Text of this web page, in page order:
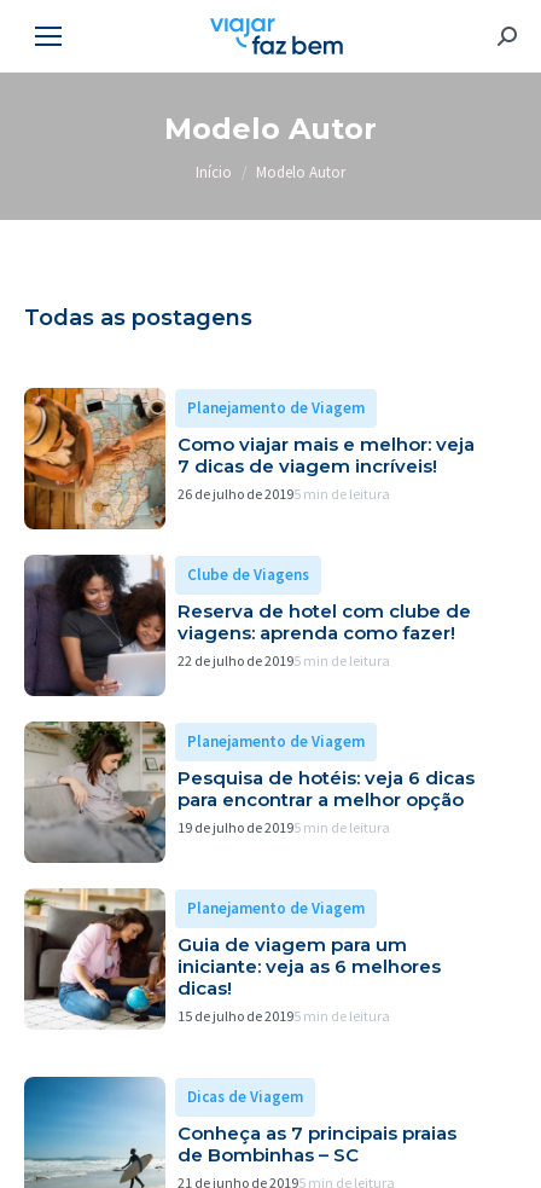
Modelo Autor
Você está aqui:
Início Modelo Autor
Todas as postagens
Planejamento de Viagem
Como viajar mais e melhor: veja
7 dicas de viagem incríveis!
26 de julho de 20195 min de leitura
Clube de Viagens
Reserva de hotel com clube de
viagens: aprenda como fazer!
22 de julho de 20195 min de leitura
Planejamento de Viagem
Pesquisa de hotéis: veja 6 dicas
para encontrar a melhor opção
19 de julho de 20195 min de leitura
Planejamento de Viagem
Guia de viagem para um
iniciante: veja as 6 melhores
dicas!
15 de julho de 20195 min de leitura
Dicas de Viagem
Conheça as 7 principais praias
de Bombinhas – SC
21 de junho de 20195 min de leitura